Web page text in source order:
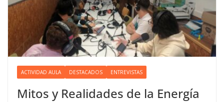
ACTIVIDAD AULA DESTACADOS ENTREVISTAS
Mitos y Realidades de la Energía